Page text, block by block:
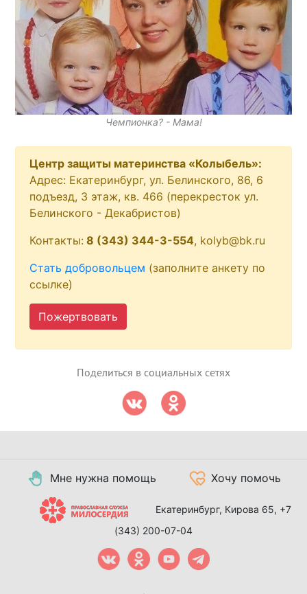
Чемпионка? - Мама!
Центр защиты материнства «Колыбель»:
Адрес: Екатеринбург, ул. Белинского, 86, 6
подъезд, 3 этаж, кв. 466 (перекресток ул.
Белинского - Декабристов)
Контакты: 8 (343) 344-3-554, kolyb@bk.ru
Стать добровольцем (заполните анкету по
ссылке)
Пожертвовать
Поделиться в социальных сетях
Мне нужна помощь Хочу помочь
Екатеринбург, Кирова 65, +7
(343) 200-07-04